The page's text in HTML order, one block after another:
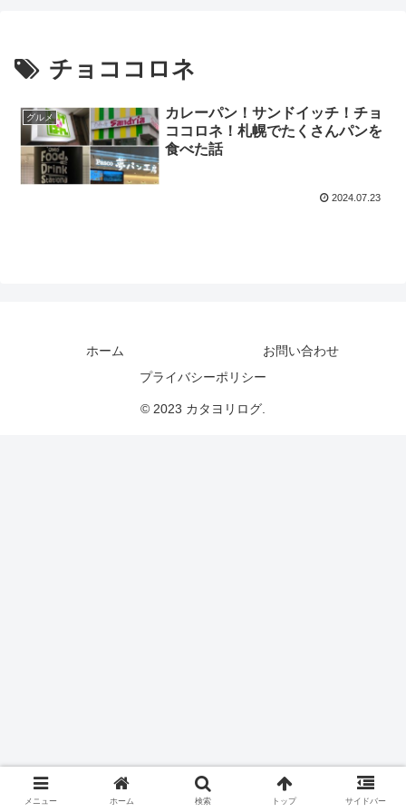
チョココロネ
グルメ
カレーパン！サンドイッチ！チョ
ココロネ！札幌でたくさんパンを
食べた話
2024.07.23
ホーム
お問い合わせ
プライバシーポリシー
© 2023 カタヨリログ.
メニュー ホーム 検索 トップ サイドバー